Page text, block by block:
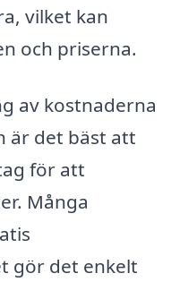
vilket kan
och priserna.
av kostnaderna
är det bäst att
för att
Många
gör det enkelt